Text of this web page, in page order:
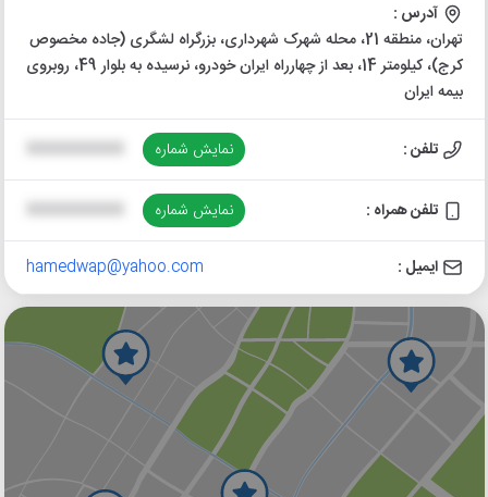
آدرس :
تهران، منطقه 21، محله شهرک شهرداری، بزرگراه لشگری (جاده مخصوص
کرج)، کیلومتر 14، بعد از چهارراه ایران خودرو، نرسیده به بلوار 49، روبروی
بیمه ایران
تلفن : نمایش شماره
تلفن همراه : نمایش شماره
ایمیل : hamedwap@yahoo.com